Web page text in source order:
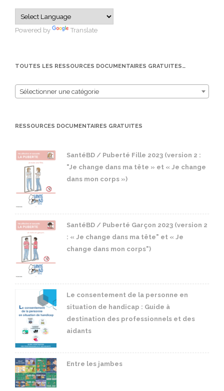
Powered by Translate
TOUTES LES RESSOURCES DOCUMENTAIRES GRATUITES…
Sélectionner une catégorie
RESSOURCES DOCUMENTAIRES GRATUITES
SantéBD / Puberté Fille 2023 (version 2 :
"Je change dans ma tête » et « Je change
dans mon corps »)
SantéBD / Puberté Garçon 2023 (version 2
: « Je change dans ma tête" et « Je
change dans mon corps")
Le consentement de la personne en
situation de handicap : Guide à
destination des professionnels et des
aidants
Entre les jambes